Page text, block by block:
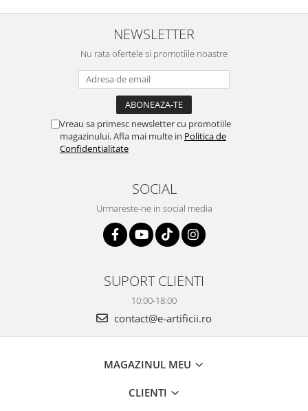
NEWSLETTER
Nu rata ofertele si promotiile noastre
Vreau sa primesc newsletter cu promotiile
magazinului. Afla mai multe in Politica de
Confidentialitate
SOCIAL
Urmareste-ne in social media
SUPORT CLIENTI
10:00-18:00
contact@e-artificii.ro
MAGAZINUL MEU
CLIENTI